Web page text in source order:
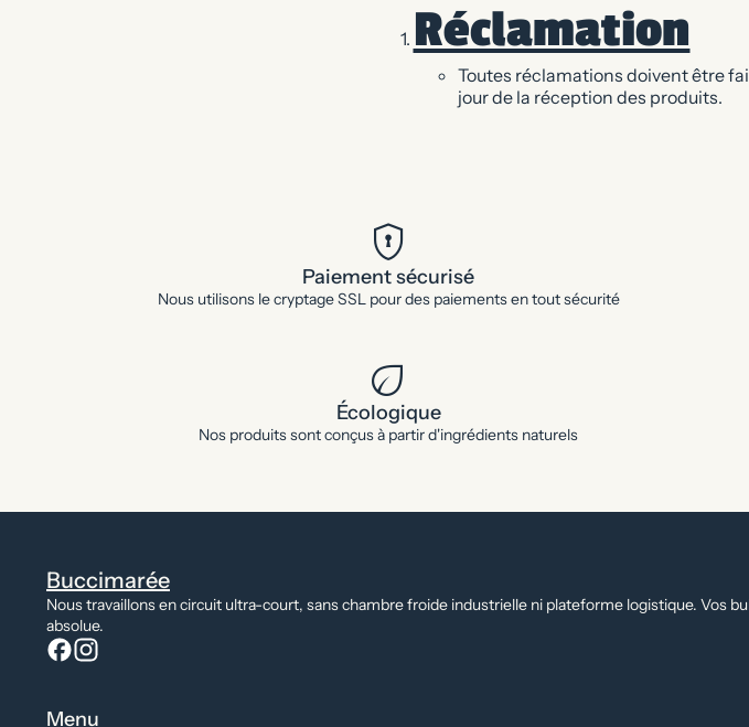
Réclamation
Toutes réclamations doivent être
jour de la réception des produits.
encrypted
Paiement sécurisé
Nous utilisons le cryptage SSL pour des paiements en tout sécurité
eco
Écologique
Nos produits sont conçus à partir d'ingrédients naturels
Buccimarée
Nous travaillons en circuit ultra-court, sans chambre froide industrielle ni plateforme logistique. Vos
absolue.
Menu